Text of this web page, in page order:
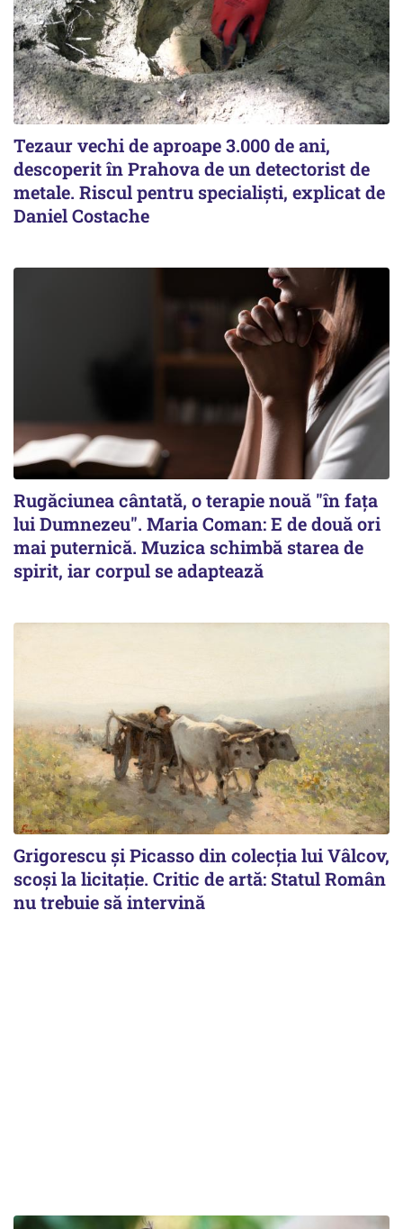
Tezaur vechi de aproape 3.000 de ani,
descoperit în Prahova de un detectorist de
metale. Riscul pentru specialiști, explicat de
Daniel Costache
Rugăciunea cântată, o terapie nouă "în fața
lui Dumnezeu". Maria Coman: E de două ori
mai puternică. Muzica schimbă starea de
spirit, iar corpul se adaptează
Grigorescu și Picasso din colecția lui Vâlcov,
scoși la licitație. Critic de artă: Statul Român
nu trebuie să intervină